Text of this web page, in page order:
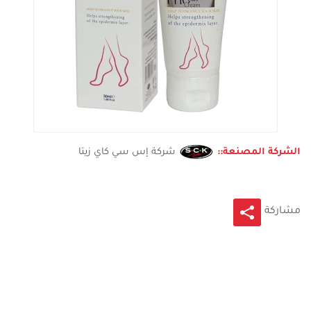
الشركة المصنعة:: شركة إس سي كاي زيتا
مشاركة